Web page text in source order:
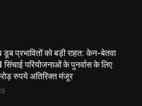
डूब प्रभावितों को बड़ी राहत: केन-बेतवा
परियोजनाओं के पुनर्वास के लिए
रुपये अतिरिक्त मंजूर